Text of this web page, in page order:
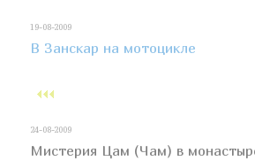
19-08-2009
В Занскар на мотоцикле
24-08-2009
Мистерия Цам (Чам) в